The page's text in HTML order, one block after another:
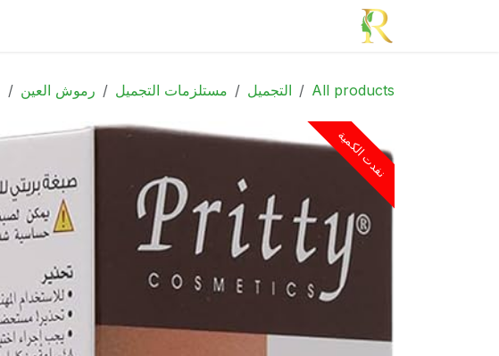
تخطي للذهاب إلى المحتوى
All products التجميل مستلزمات التجميل رموش العين
نفدت الكمية